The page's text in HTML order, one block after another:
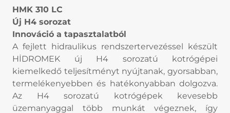
HMK 310 LC
Új H4 sorozat
Innováció a tapasztalatból
A fejlett hidraulikus rendszertervezéssel készült
HİDROMEK új H4 sorozatú kotrógépei
kiemelkedő teljesítményt nyújtanak, gyorsabban,
termelékenyebben és hatékonyabban dolgozva.
Az H4 sorozatú kotrógépek kevesebb
üzemanyaggal több munkát végeznek, így